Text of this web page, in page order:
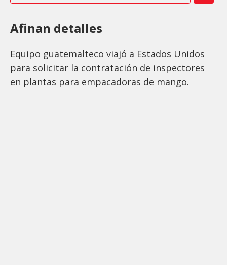
Afinan detalles
Equipo guatemalteco viajó a Estados Unidos
para solicitar la contratación de inspectores
en plantas para empacadoras de mango.